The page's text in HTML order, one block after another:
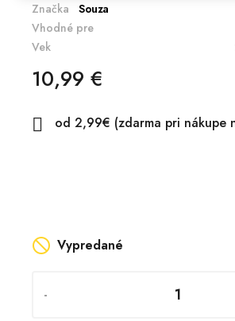
Značka
Souza
Vhodné pre
Vek
10,99 €
 od 2,99€ (zdarma pri nákupe
Vypredané
-